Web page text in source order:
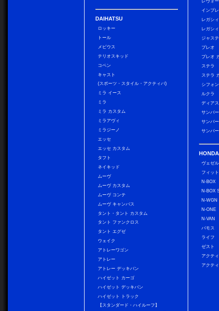
DAIHATSU
ロッキー
トール
メビウス
テリオスキッド
コペン
キャスト
(スポーツ・スタイル・アクティバ)
ミラ イース
ミラ
ミラ カスタム
ミラアヴィ
ミラジーノ
エッセ
エッセ カスタム
タフト
ネイキッド
ムーヴ
ムーヴ カスタム
ムーヴ コンテ
ムーヴ キャンバス
タント・タント カスタム
タント ファンクロス
タント エグゼ
ウェイク
アトレーワゴン
アトレー
アトレー デッキバン
ハイゼット カーゴ
ハイゼット デッキバン
ハイゼット トラック
【スタンダード・ハイルーフ】
レヴォ
インプ
レガシ
レガシ
ジャス
プレオ
プレオ
ステラ
ステラ
シフォ
ルクラ
ディア
サンバ
サンバ
サンバ
HONDA
ヴェゼル
フィット
N-BOX
N-BOX
N-WGN
N-ONE
N-VAN
バモス
ライフ
ゼスト
アクテ
アクテ